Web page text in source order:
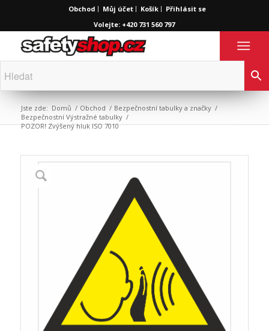
Obchod Můj účet Košík
Přihlásit se
Volejte: +420 731 560 797
Jste zde: Domů / Obchod / Bezpečnostní tabulky a značky /
Bezpečnostní Výstražné tabulky /
POZOR! Zvýšený hluk ISO 7010